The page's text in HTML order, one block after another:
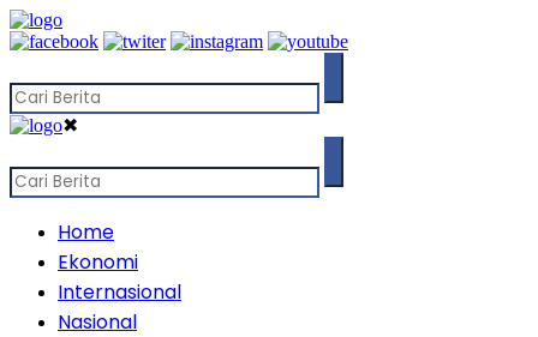
✖
Home
Ekonomi
Internasional
Nasional